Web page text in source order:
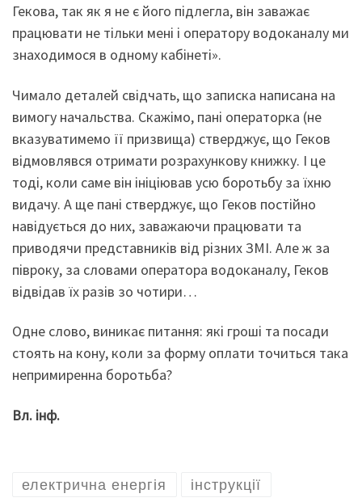
Гекова, так як я не є його підлегла, він заважає
працювати не тільки мені і оператору водоканалу ми
знаходимося в одному кабінеті».
Чимало деталей свідчать, що записка написана на
вимогу начальства. Скажімо, пані операторка (не
вказуватимемо її призвища) стверджує, що Геков
відмовлявся отримати розрахункову книжку. І це
тоді, коли саме він ініціював усю боротьбу за їхню
видачу. А ще пані стверджує, що Геков постійно
навідується до них, заважаючи працювати та
приводячи представників від різних ЗМІ. Але ж за
півроку, за словами оператора водоканалу, Геков
відвідав їх разів зо чотири…
Одне слово, виникає питання: які гроші та посади
стоять на кону, коли за форму оплати точиться така
непримиренна боротьба?
Вл. інф.
електрична енергія інструкції